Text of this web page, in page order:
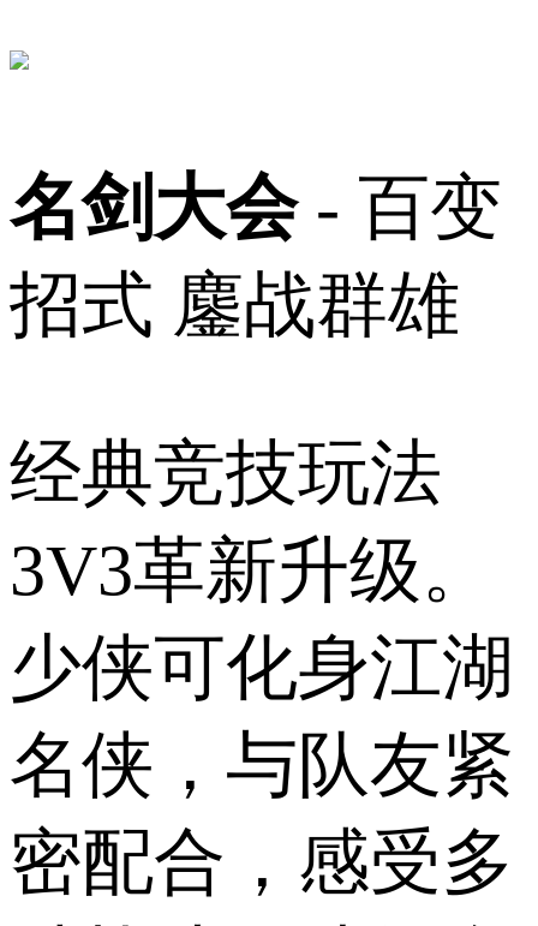
名剑大会- 百变
招式 鏖战群雄
经典竞技玩法
3V3革新升级。
少侠可化身江湖
名侠，与队友紧
密配合，感受多